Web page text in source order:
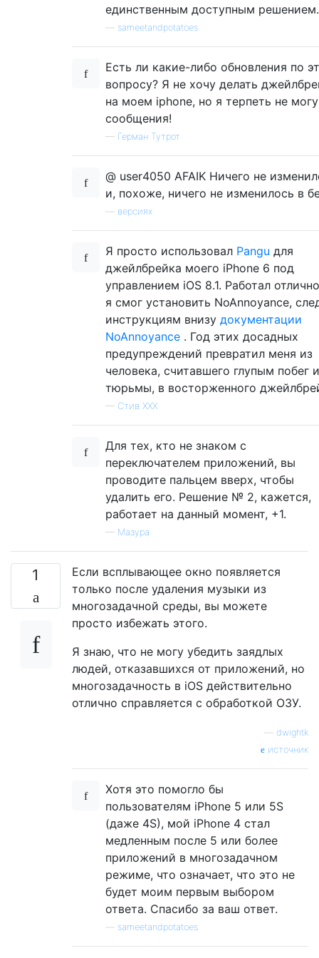
единственным доступным решением.
sameetandpotatoes
Есть ли какие-либо обновления по
вопросу? Я не хочу делать
на моем iphone, но я терпеть не
сообщения!
— Герман Тутрот
@ user4050 AFAIK Ничего не
и, похоже, ничего не изменилось в
версиях
Я просто использовал Pangu для
джейлбрейка моего iPhone 6 под
управлением iOS 8.1. Работал
я смог установить NoAnnoyance,
инструкциям внизу документации
NoAnnoyance . Год этих досадных
предупреждений превратил меня из
человека, считавшего глупым побег
тюрьмы, в восторженного
— Стив ХХХ
Для тех, кто не знаком с
переключателем приложений, вы
проводите пальцем вверх, чтобы
удалить его. Решение № 2, кажется,
работает на данный момент, +1.
— Мазура
1
Если всплывающее окно появляется
только после удаления музыки из
многозадачной среды, вы можете
просто избежать этого.
Я знаю, что не могу убедить заядлых
людей, отказавшихся от приложений, но
многозадачность в iOS действительно
отлично справляется с обработкой ОЗУ.
dwightk
источник
Хотя это помогло бы
пользователям iPhone 5 или 5S
(даже 4S), мой iPhone 4 стал
медленным после 5 или более
приложений в многозадачном
режиме, что означает, что это не
будет моим первым выбором
ответа. Спасибо за ваш ответ.
sameetandpotatoes